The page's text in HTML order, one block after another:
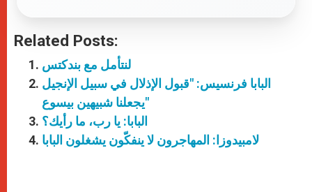
Related Posts:
لنتأمل مع بندكتس
البابا فرنسيس: "قبول الإذلال في سبيل الإنجيل
يجعلنا شبيهين بيسوع"
البابا: يا رب، ما رأيك؟
لامبيدوزا: المهاجرون لا ينفكّون يشغلون البابا